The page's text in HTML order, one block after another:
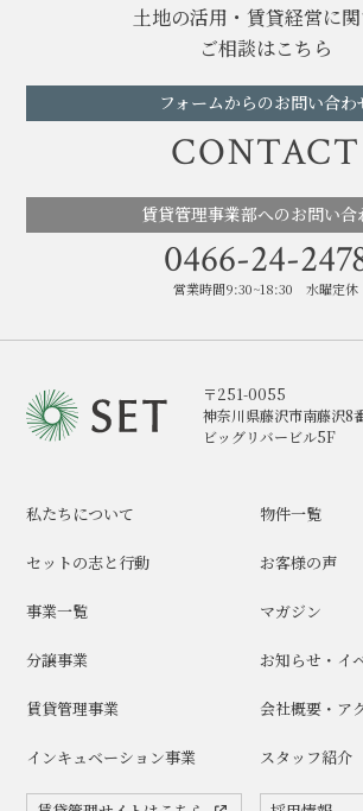
土地の活用・賃貸経営に関
ご相談はこちら
フォームからのお問い合わ
CONTACT
賃貸管理事業部へのお問い合
0466-24-
営業時間9:30~18:30 水曜定休
〒251-0055
神奈川県藤沢市南藤沢8
ビッグリバービル5F
私たちについて
セットの志と行動
事業一覧
分譲事業
賃貸管理事業
インキュベーション事業
物件一覧
お客様の声
マガジン
お知らせ・イ
会社概要・ア
スタッフ紹介